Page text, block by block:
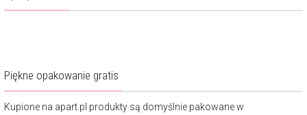
Piękne opakowanie gratis
Kupione na apart.pl produkty są domyślnie pakowane w